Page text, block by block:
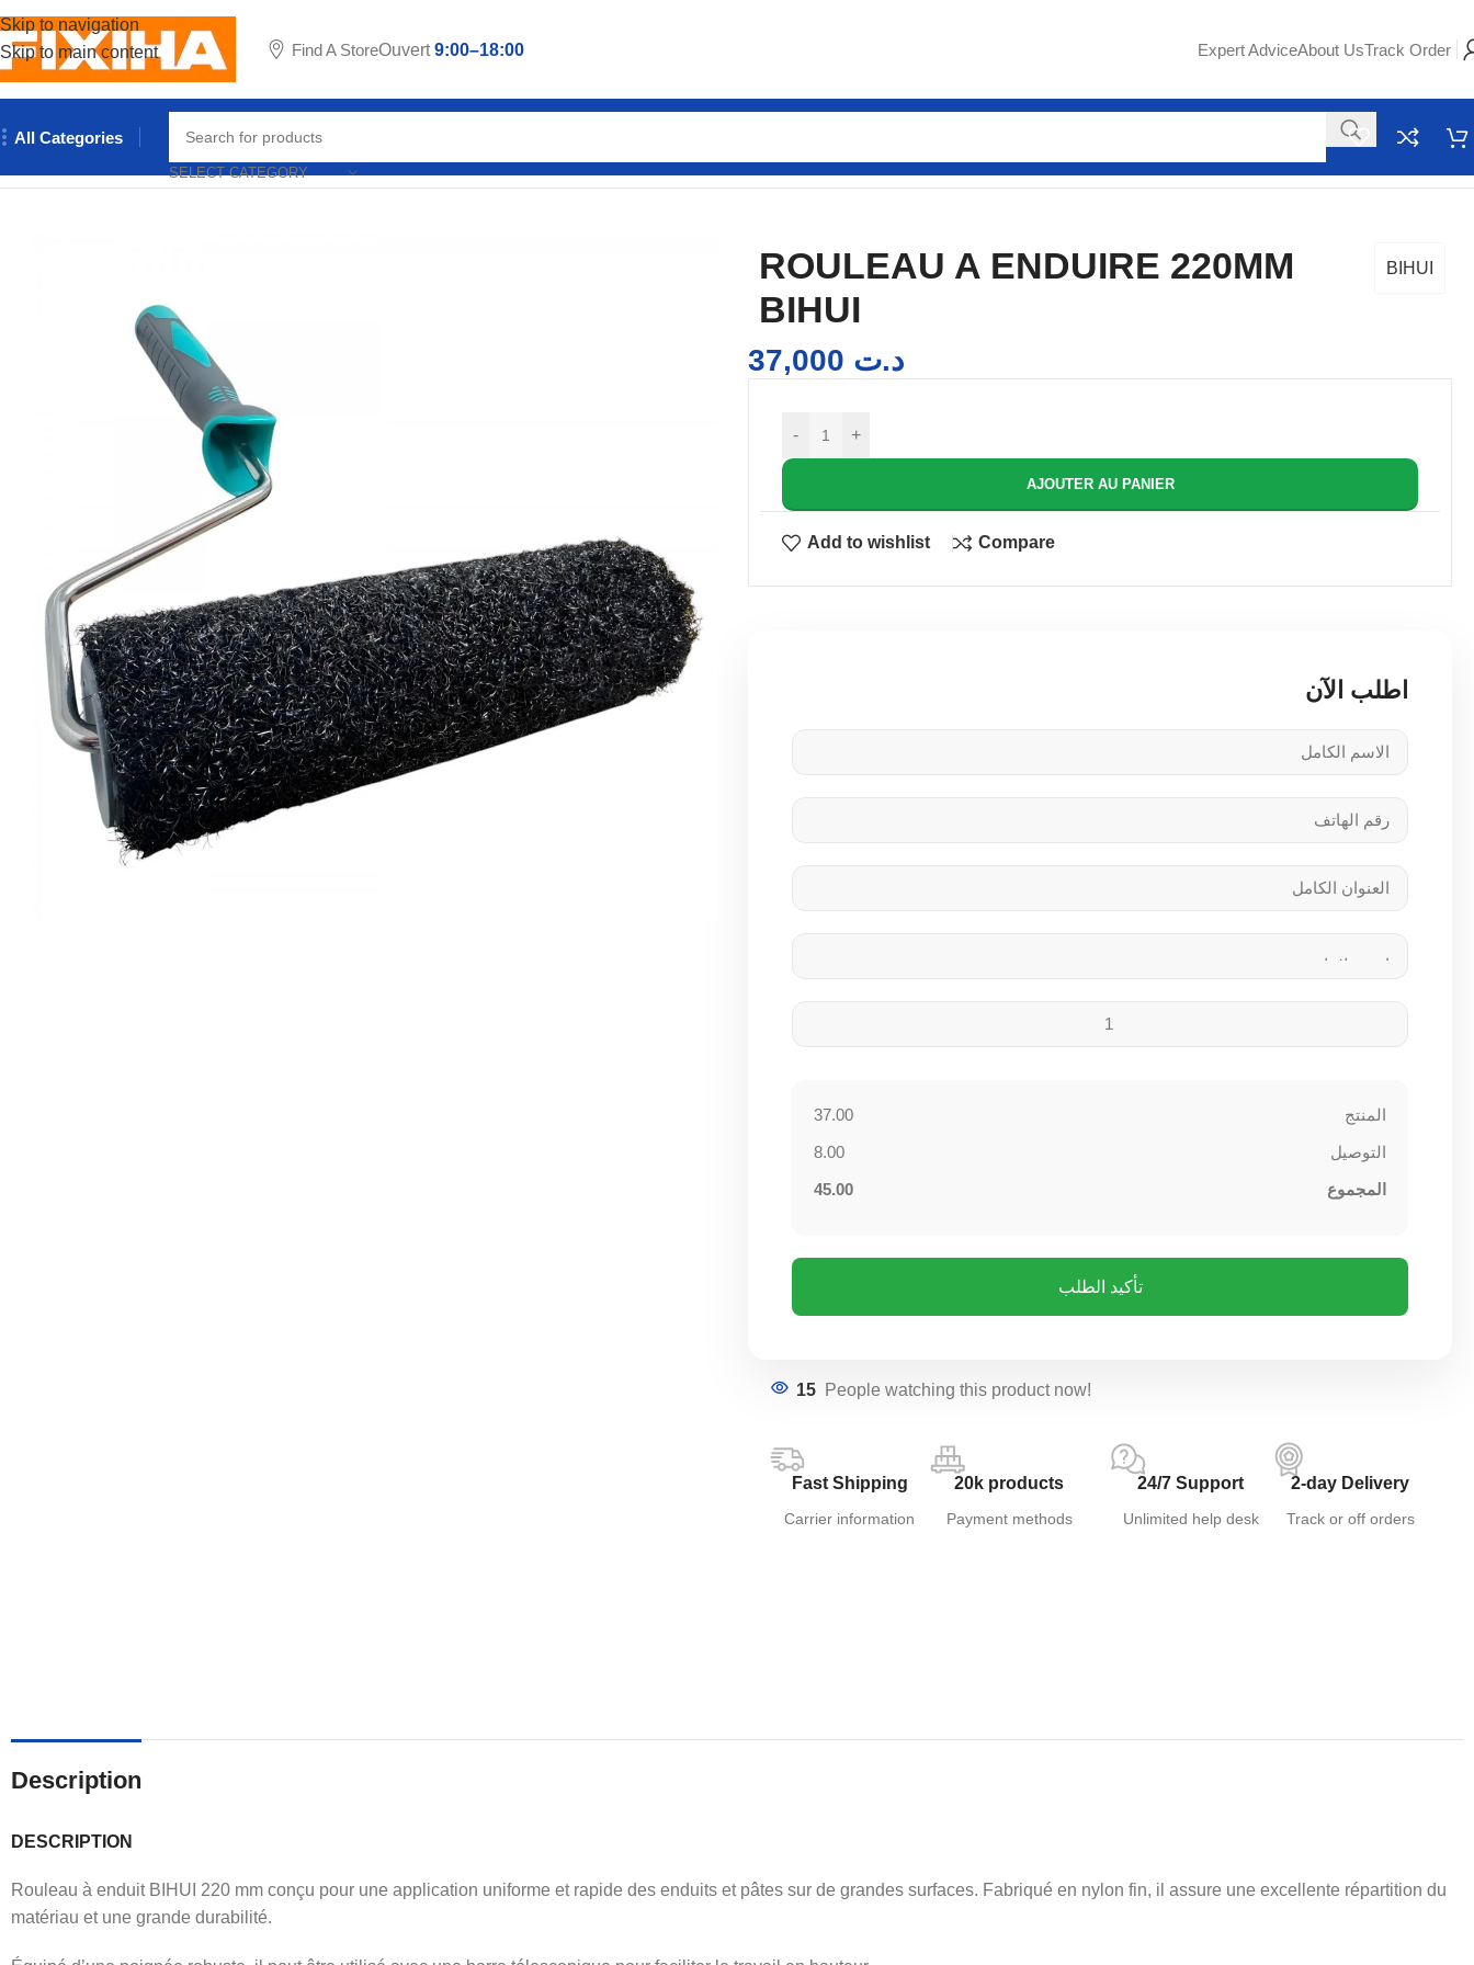
Skip to navigation
Skip to main content
Find A StoreOuvert9:00–18:00 Expert AdviceAbout UsTrack Order
All Categories
SELECT CATEGORY
Outillages & Equipements/Outils manuels/ROULEAU A ENDUIRE 220MM BIHUI
ROULEAU A ENDUIRE 220MM
BIHUI
BIHUI
د.ت
- +
AJOUTER AU PANIER
Add to wishlist Compare
اطلب الآن
المنتج
37.00
التوصيل
8.00
المجموع
45.00
تأكيد الطلب
15 People watching this product now!
Fast Shipping
Carrier information
20k products
Payment methods
24/7 Support
Unlimited help desk
2-day Delivery
Track or off orders
Description
DESCRIPTION
Rouleau à enduit BIHUI 220 mm conçu pour une application uniforme et rapide des enduits et pâtes sur de grandes surfaces. Fabriqué en nylon fin, il assure une excellente répartition du
matériau et une grande durabilité.